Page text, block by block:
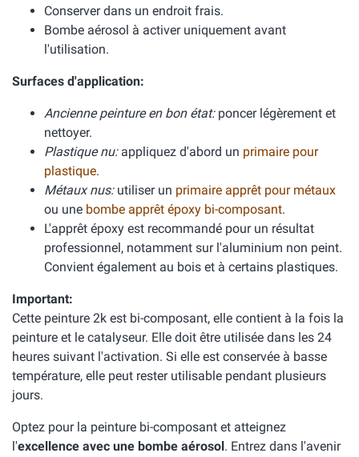
Conserver dans un endroit frais.
Bombe aérosol à activer uniquement avant
l'utilisation.
Surfaces d'application:
Ancienne peinture en bon état:poncer légèrement et
nettoyer.
Plastique nu:appliquez d'abord un primaire pour
plastique.
Métaux nus:utiliser un primaire apprêt pour métaux
ou une bombe apprêt époxy bi-composant.
L'apprêt époxy est recommandé pour un résultat
professionnel, notamment sur l'aluminium non peint.
Convient également au bois et à certains plastiques.
Important:
Cette peinture 2k est bi-composant, elle contient à la fois la
peinture et le catalyseur. Elle doit être utilisée dans les 24
heures suivant l'activation. Si elle est conservée à basse
température, elle peut rester utilisable pendant plusieurs
jours.
Optez pour la peinture bi-composant et atteignez
l'excellence avec une bombe aérosol. Entrez dans l'avenir